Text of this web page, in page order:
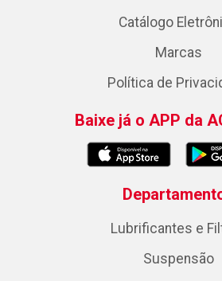
Catálogo
Marcas
Política de
Baixe já o APP da
Lubrificantes e
Suspensão